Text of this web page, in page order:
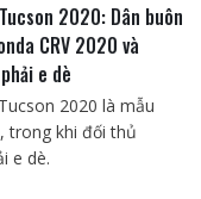
2020: Dân buôn
CRV 2020 và
e dè
2020 là mẫu
trong khi đối thủ
e dè.